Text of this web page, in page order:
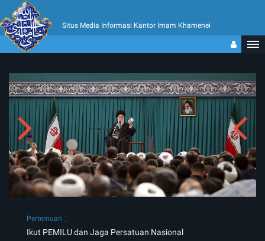
Situs Media Informasi Kantor Imam Khamenei
Pertemuan
Ikut PEMILU dan Jaga Persatuan Nasional